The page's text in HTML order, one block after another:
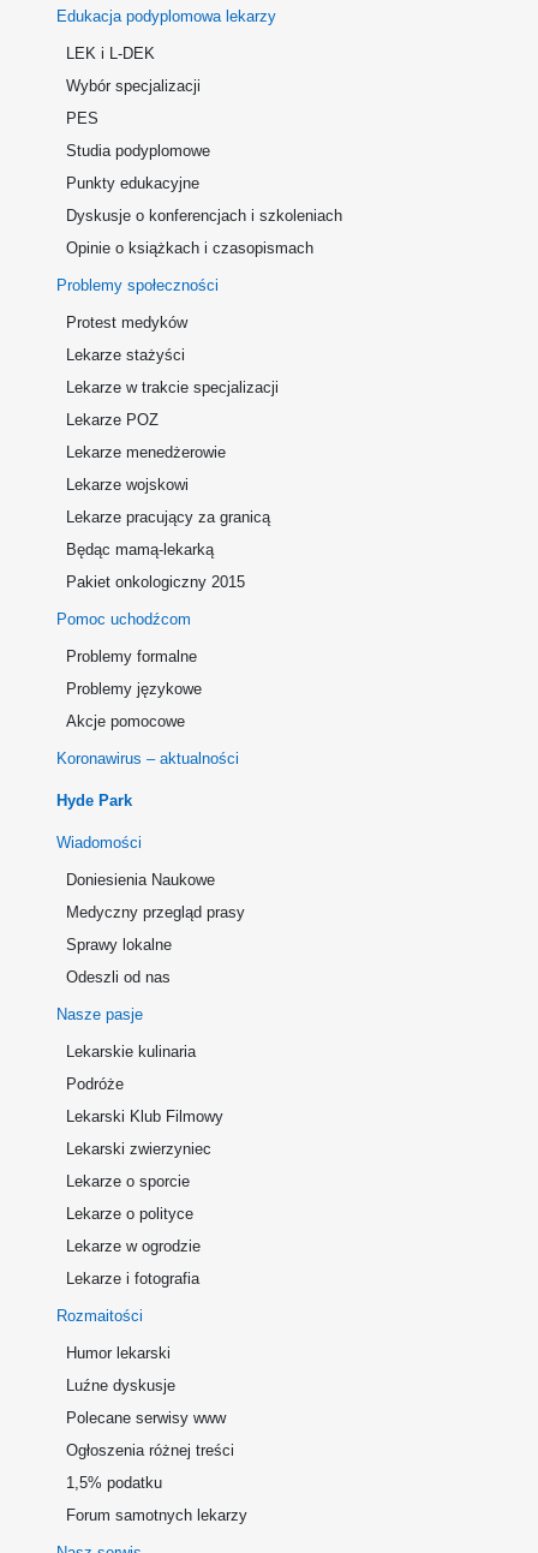
Edukacja podyplomowa lekarzy
LEK i L-DEK
Wybór specjalizacji
PES
Studia podyplomowe
Punkty edukacyjne
Dyskusje o konferencjach i szkoleniach
Opinie o książkach i czasopismach
Problemy społeczności
Protest medyków
Lekarze stażyści
Lekarze w trakcie specjalizacji
Lekarze POZ
Lekarze menedżerowie
Lekarze wojskowi
Lekarze pracujący za granicą
Będąc mamą-lekarką
Pakiet onkologiczny 2015
Pomoc uchodźcom
Problemy formalne
Problemy językowe
Akcje pomocowe
Koronawirus – aktualności
Hyde Park
Wiadomości
Doniesienia Naukowe
Medyczny przegląd prasy
Sprawy lokalne
Odeszli od nas
Nasze pasje
Lekarskie kulinaria
Podróże
Lekarski Klub Filmowy
Lekarski zwierzyniec
Lekarze o sporcie
Lekarze o polityce
Lekarze w ogrodzie
Lekarze i fotografia
Rozmaitości
Humor lekarski
Luźne dyskusje
Polecane serwisy www
Ogłoszenia różnej treści
1,5% podatku
Forum samotnych lekarzy